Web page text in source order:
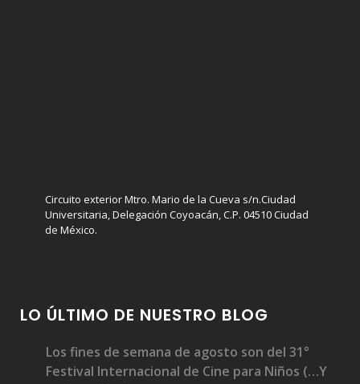
Circuito exterior Mtro. Mario de la Cueva s/n.Ciudad
Universitaria, Delegación Coyoacán, C.P. 04510 Ciudad
de México.
LO ÚLTIMO DE NUESTRO BLOG
Los fines de semana de agosto son del 31°
Festival Internacional de Cine para Niños (…Y